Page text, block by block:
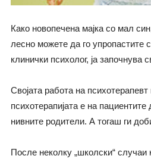
Како новопечена мајка со мал
лесно можете да го упропастите
клинички психолог, ја започнува
Својата работа на
психотерапијата е на
нивните родители. А тогаш ги
После неколку „школски“